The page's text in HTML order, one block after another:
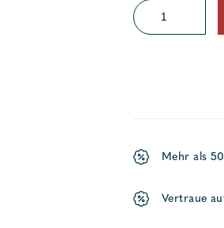
Alu
Mehr als
Vertraue